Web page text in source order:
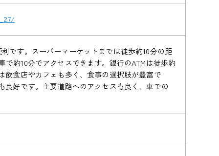
です。スーパーマーケットまでは徒歩約10分の距
約10分でアクセスできます。銀行のATMは徒歩約
飲食店やカフェも多く、食事の選択肢が豊富で
好です。主要道路へのアクセスも良く、車での